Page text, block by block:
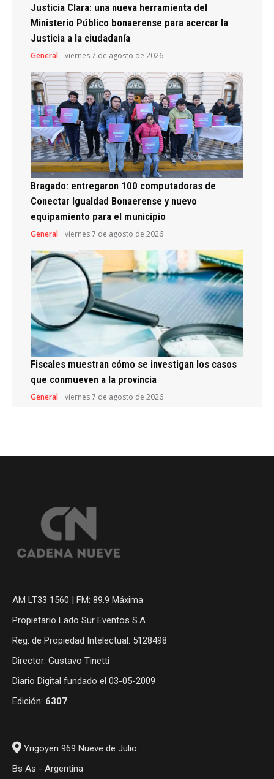
Justicia Clara: una nueva herramienta del
Ministerio Público bonaerense para acercar la
Justicia a la ciudadanía
General viernes 7 de agosto de 2026
Bragado: entregaron 100 computadoras de
Conectar Igualdad Bonaerense y nuevo
equipamiento para el municipio
General viernes 7 de agosto de 2026
Fiscales muestran cómo se investigan los casos
que conmueven a la provincia
General viernes 7 de agosto de 2026
AM LT33 1560 | FM: 89.9 Máxima
Propietario Lado Sur Eventos S.A
Reg. de Propiedad Intelectual: 5128498
Director: Gustavo Tinetti
Diario Digital fundado el 03-05-2009
Edición: 6307
Yrigoyen 969 Nueve de Julio
Bs As - Argentina